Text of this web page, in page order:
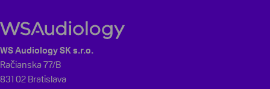
WS Audiology SK s.r.o.
Račianska 77/B
831 02 Bratislava